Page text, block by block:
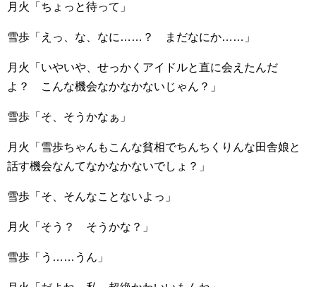
月火「ちょっと待って」
雪歩「えっ、な、なに……？ まだなにか……」
月火「いやいや、せっかくアイドルと直に会えたんだ
よ？ こんな機会なかなかないじゃん？」
雪歩「そ、そうかなぁ」
月火「雪歩ちゃんもこんな貧相でちんちくりんな田舎娘と
話す機会なんてなかなかないでしょ？」
雪歩「そ、そんなことないよっ」
月火「そう？ そうかな？」
雪歩「う……うん」